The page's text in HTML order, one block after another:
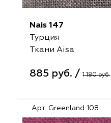
Nais 147
Турция
Ткани Aisa
885 руб. /1 180 руб.
Арт. Greenland 108